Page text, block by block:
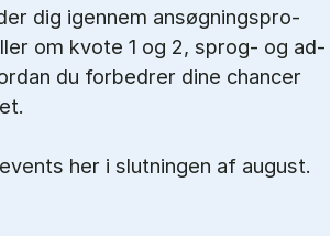
dig igen­nem an­søg­nings­pro­
om kvo­te 1 og 2, sprog- og ad­
du forbedrer dine chancer
her i slutningen af august.